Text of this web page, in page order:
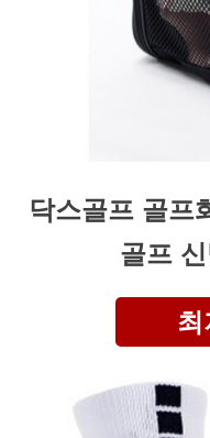
닥스골프 골프
골프
최